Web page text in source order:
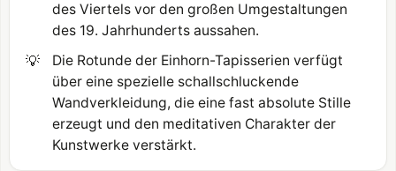
des Viertels vor den großen Umgestaltungen
des 19. Jahrhunderts aussahen.
💡
Die Rotunde der Einhorn-Tapisserien verfügt
über eine spezielle schallschluckende
Wandverkleidung, die eine fast absolute Stille
erzeugt und den meditativen Charakter der
Kunstwerke verstärkt.